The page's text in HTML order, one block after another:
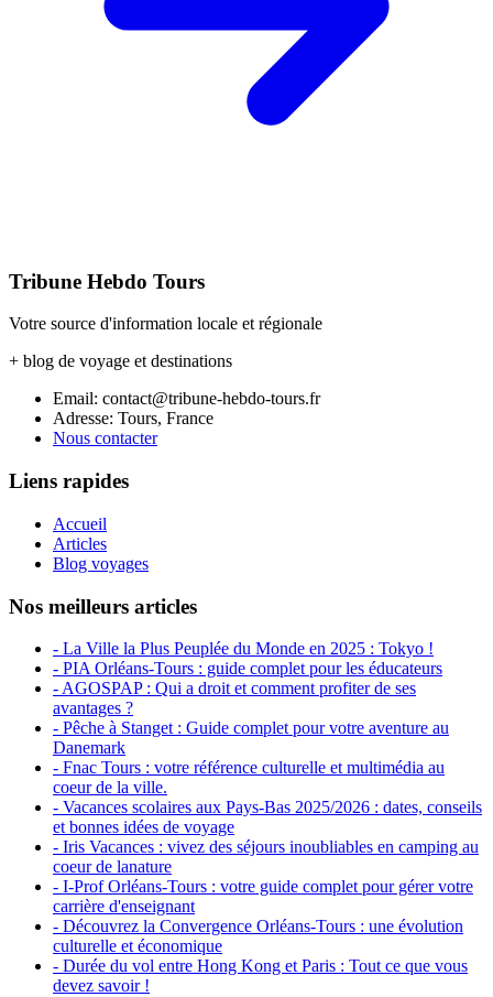
Tribune Hebdo Tours
Votre source d'information locale et régionale
+ blog de voyage et destinations
Email: contact@tribune-hebdo-tours.fr
Adresse: Tours, France
Nous contacter
Liens rapides
Accueil
Articles
Blog voyages
Nos meilleurs articles
- La Ville la Plus Peuplée du Monde en 2025 : Tokyo !
- PIA Orléans-Tours : guide complet pour les éducateurs
- AGOSPAP : Qui a droit et comment profiter de ses
avantages ?
- Pêche à Stanget : Guide complet pour votre aventure au
Danemark
- Fnac Tours : votre référence culturelle et multimédia au
coeur de la ville.
- Vacances scolaires aux Pays-Bas 2025/2026 : dates, conseils
et bonnes idées de voyage
- Iris Vacances : vivez des séjours inoubliables en camping au
coeur de lanature
- I-Prof Orléans-Tours : votre guide complet pour gérer votre
carrière d'enseignant
- Découvrez la Convergence Orléans-Tours : une évolution
culturelle et économique
- Durée du vol entre Hong Kong et Paris : Tout ce que vous
devez savoir !